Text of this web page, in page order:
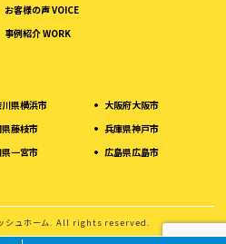
お客様の声VOICE
事例紹介WORK
県横浜市
藤枝市
一宮市
大阪府大阪市
兵庫県神戸市
広島県広島市
シュホーム. All rights reserved.